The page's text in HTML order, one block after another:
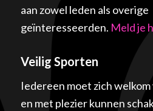
aan zowel leden als overige
geïnteresseerden. Meld je
Veilig Sporten
Iedereen moet zich
en met plezier kunnen